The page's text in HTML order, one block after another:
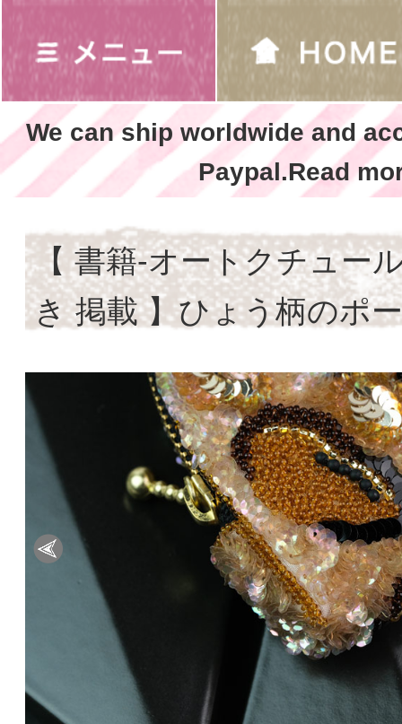
We can ship worldwide and
Paypal.Read
【 書籍-オートクチュー
き 掲載 】ひょう柄のポ